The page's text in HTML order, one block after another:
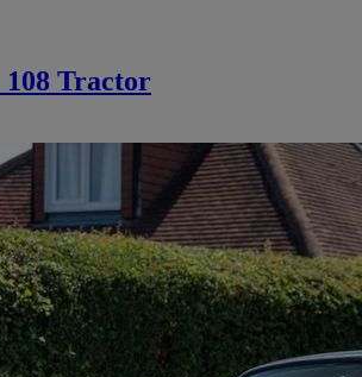
108 Tractor